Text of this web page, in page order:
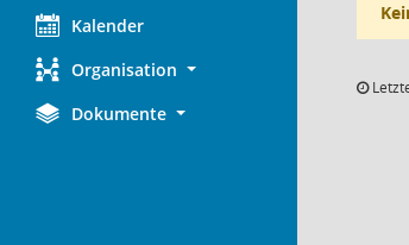
Kalender
Organisation
Dokumente